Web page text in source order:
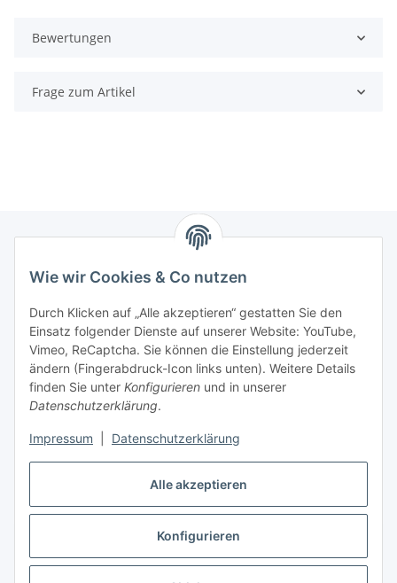
Alle akzeptieren
Konfigurieren
Wie wir Cookies & Co nutzen
Durch Klicken auf „Alle akzeptieren“ gestatten Sie den
Einsatz folgender Dienste auf unserer Website: YouTube,
Vimeo, ReCaptcha. Sie können die Einstellung jederzeit
ändern (Fingerabdruck-Icon links unten). Weitere Details
finden Sie unter Konfigurieren und in unserer
Datenschutzerklärung.
Impressum Datenschutzerklärung
Bewertungen
Frage zum Artikel
Zahlungsmöglichkeiten
Versandinformationen
Gesetzliche Informationen
Vertrag widerrufen
* Alle Preise inkl. gesetzlicher USt., zzgl.Versand